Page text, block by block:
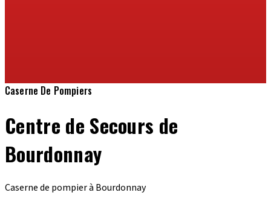
Caserne De Pompiers
Centre de Secours de
Bourdonnay
Caserne de pompier à Bourdonnay